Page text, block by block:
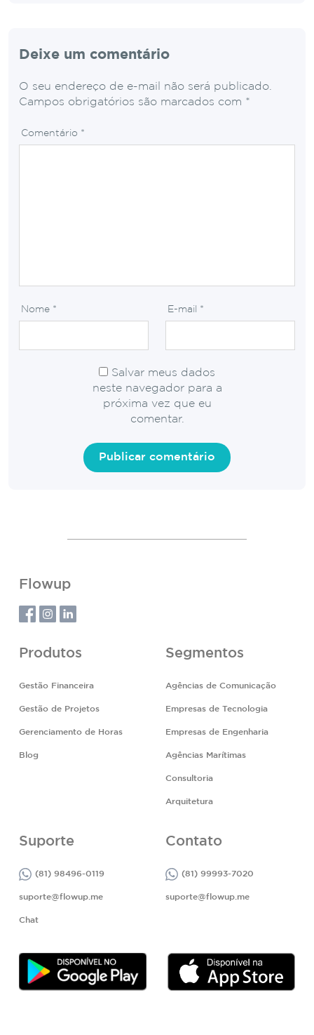
Deixe um comentário
O seu endereço de e-mail não será publicado.
Campos obrigatórios são marcados com *
Comentário *
Nome * E-mail *
Salvar meus dados
neste navegador para a
próxima vez que eu
comentar.
Flowup
Produtos
Gestão Financeira
Gestão de Projetos
Gerenciamento de Horas
Blog
Segmentos
Agências de Comunicação
Empresas de Tecnologia
Empresas de Engenharia
Agências Marítimas
Consultoria
Arquitetura
Suporte
(81) 98496-0119
suporte@flowup.me
Chat
Contato
(81) 99993-7020
suporte@flowup.me